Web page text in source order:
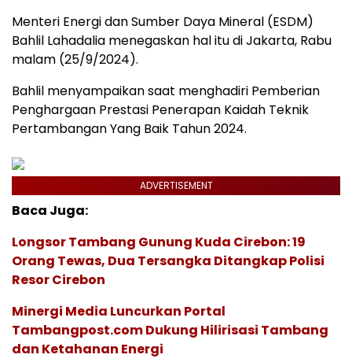
Menteri Energi dan Sumber Daya Mineral (ESDM)
Bahlil Lahadalia menegaskan hal itu di Jakarta, Rabu
malam (25/9/2024).
Bahlil menyampaikan saat menghadiri Pemberian
Penghargaan Prestasi Penerapan Kaidah Teknik
Pertambangan Yang Baik Tahun 2024.
ADVERTISEMENT
Baca Juga:
Longsor Tambang Gunung Kuda Cirebon: 19
Orang Tewas, Dua Tersangka Ditangkap Polisi
Resor Cirebon
Minergi Media Luncurkan Portal
Tambangpost.com Dukung Hilirisasi Tambang
dan Ketahanan Energi